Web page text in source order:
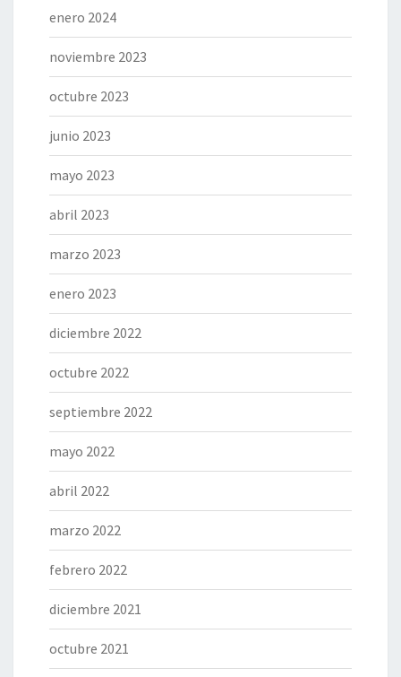
enero 2024
noviembre 2023
octubre 2023
junio 2023
mayo 2023
abril 2023
marzo 2023
enero 2023
diciembre 2022
octubre 2022
septiembre 2022
mayo 2022
abril 2022
marzo 2022
febrero 2022
diciembre 2021
octubre 2021